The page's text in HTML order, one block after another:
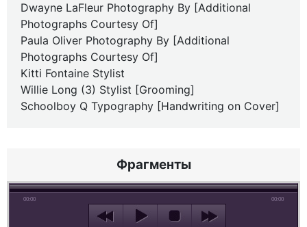
Dwayne LaFleur Photography By [Additional
Photographs Courtesy Of]
Paula Oliver Photography By [Additional
Photographs Courtesy Of]
Kitti Fontaine Stylist
Willie Long (3) Stylist [Grooming]
Schoolboy Q Typography [Handwriting on Cover]
Фрагменты
00:00 00:00